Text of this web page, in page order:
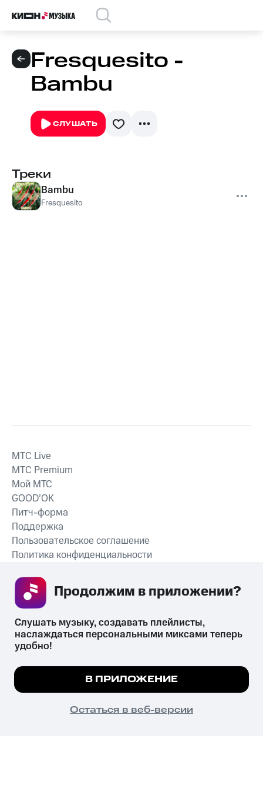
Fresquesito -
Bambu
СЛУШАТЬ
Треки
Bambu
Fresquesito
СКАЧАТЬ ПРИЛОЖЕНИЕ
MTС Live
MTС Premium
Мой МТС
GOOD’OK
Питч-форма
Поддержка
Пользовательское соглашение
Политика конфиденциальности
психотропных веществ, их аналогов причиняет вред здоровью,
их незаконный оборот запрещён и влечёт установленную
законодательством ответственность.
© 2026 ООО «КИОН».
Все права защищены
Мы используем куки, чтобы на сайте все
Подробнее
ПОНЯТНО
Слушать музыку, создавать плейлисты,
наслаждаться персональными миксами теперь
удобно!
В ПРИЛОЖЕНИЕ
Остаться в веб-версии